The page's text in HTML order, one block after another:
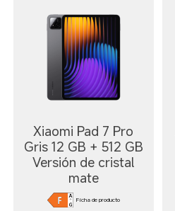
Xiaomi Pad 7 Pro
Gris 12 GB + 512 GB
Versión de cristal
mate
Ficha de producto